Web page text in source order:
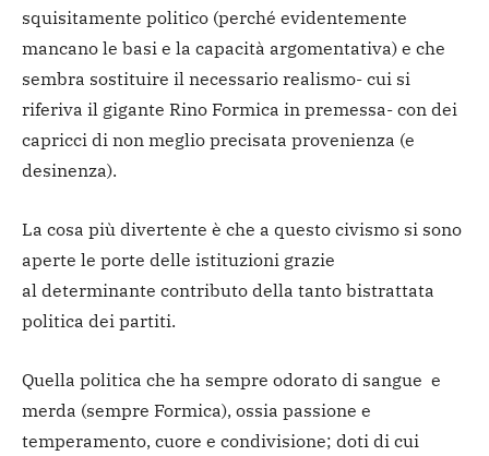
squisitamente politico (perché evidentemente
mancano le basi e la capacità argomentativa) e che
sembra sostituire il necessario realismo- cui si
riferiva il gigante Rino Formica in premessa- con dei
capricci di non meglio precisata provenienza (e
desinenza).
La cosa più divertente è che a questo civismo si sono
aperte le porte delle istituzioni grazie
al determinante contributo della tanto bistrattata
politica dei partiti.
Quella politica che ha sempre odorato di sangue e
merda (sempre Formica), ossia passione e
temperamento, cuore e condivisione; doti di cui